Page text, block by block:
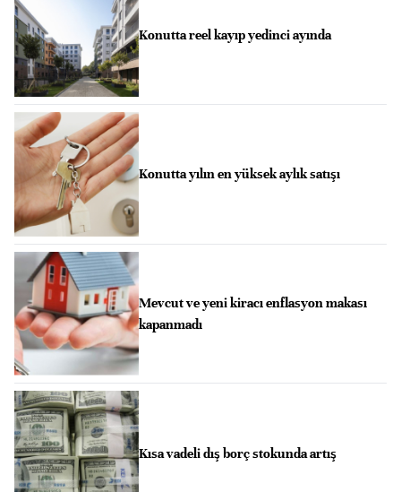
Konutta reel kayıp yedinci ayında
Konutta yılın en yüksek aylık satışı
Mevcut ve yeni kiracı enflasyon makası
kapanmadı
Kısa vadeli dış borç stokunda artış